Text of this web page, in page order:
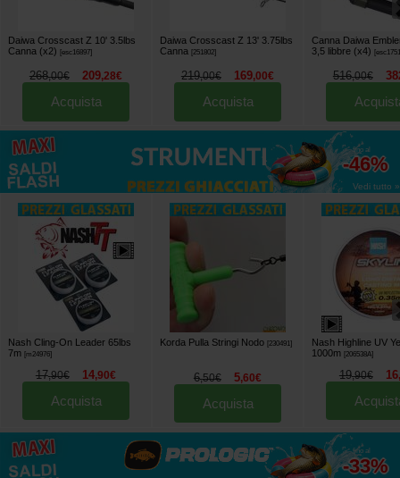
Daiwa Crosscast Z 10' 3.5lbs
Canna (x2)
[esc16897]
268,00€ 209,28€
Acquista
Daiwa Crosscast Z 13' 3.75lbs
Canna
[251802]
219,00€ 169,00€
Acquista
Canna Daiwa
3,5 libbre (x4)
[
516,00€
fino al
-46%
Vedi tutto »
Nash Cling-On Leader 65lbs
7m [m24976]
17,90€ 14,90€
Acquista
Korda Pulla Stringi Nodo [230491]
6,50€ 5,60€
Acquista
Nash Highline UV
1000m [206538A]
19,90€ 16
fino al
-33%